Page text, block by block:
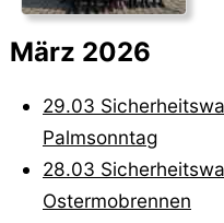
März 2026
29.03
Palmsonntag
28.03
Ostermobrennen